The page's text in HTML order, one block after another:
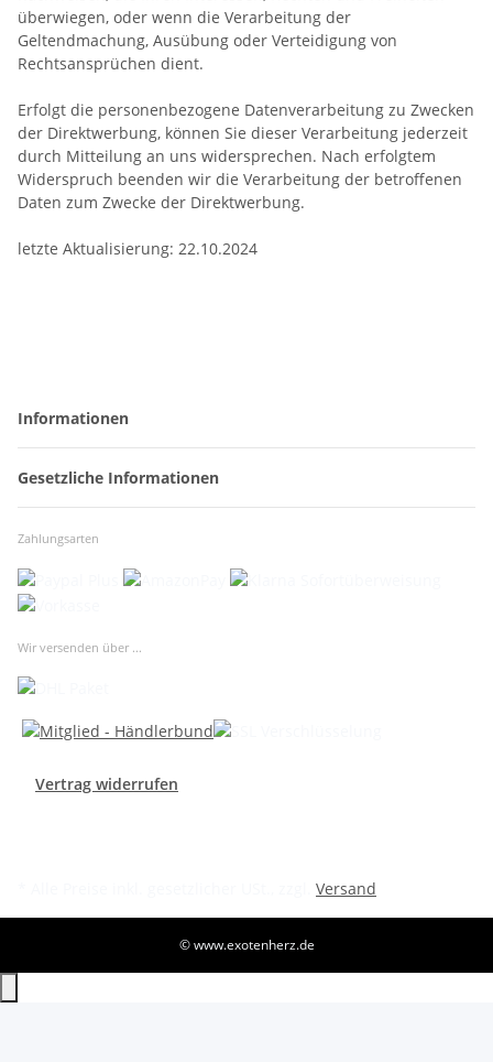
überwiegen, oder wenn die Verarbeitung der
Geltendmachung, Ausübung oder Verteidigung von
Rechtsansprüchen dient.
Erfolgt die personenbezogene Datenverarbeitung zu Zwecken
der Direktwerbung, können Sie dieser Verarbeitung jederzeit
durch Mitteilung an uns widersprechen. Nach erfolgtem
Widerspruch beenden wir die Verarbeitung der betroffenen
Daten zum Zwecke der Direktwerbung.
letzte Aktualisierung: 22.10.2024
Informationen
Gesetzliche Informationen
Zahlungsarten
Wir versenden über ...
Vertrag widerrufen
Versand
© www.exotenherz.de